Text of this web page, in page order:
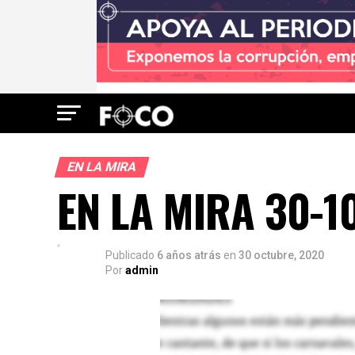
EN LA MIRA
EN LA MIRA 30-
Publicado 6 años atrás en 30 octubre, 2020
Poradmin